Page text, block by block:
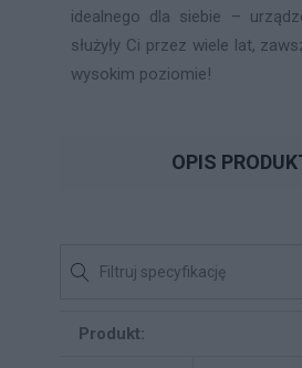
idealnego dla siebie –
służyły Ci przez wiele lat,
wysokim poziomie!
OPIS
Produkt: